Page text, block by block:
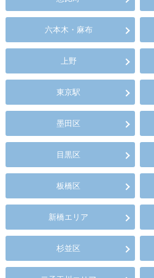
六本木・麻布
上野
東京駅
墨田区
目黒区
板橋区
新橋エリア
杉並区